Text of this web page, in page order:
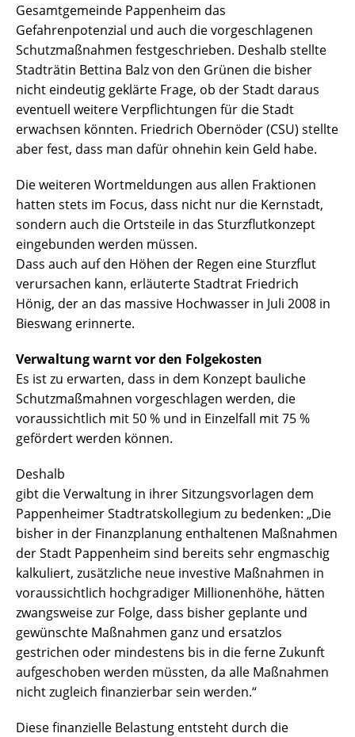
Gesamtgemeinde Pappenheim das
Gefahrenpotenzial und auch die vorgeschlagenen
Schutzmaßnahmen festgeschrieben. Deshalb stellte
Stadträtin Bettina Balz von den Grünen die bisher
nicht eindeutig geklärte Frage, ob der Stadt daraus
eventuell weitere Verpflichtungen für die Stadt
erwachsen könnten. Friedrich Obernöder (CSU) stellte
aber fest, dass man dafür ohnehin kein Geld habe.
Die weiteren Wortmeldungen aus allen Fraktionen
hatten stets im Focus, dass nicht nur die Kernstadt,
sondern auch die Ortsteile in das Sturzflutkonzept
eingebunden werden müssen.
Dass auch auf den Höhen der Regen eine Sturzflut
verursachen kann, erläuterte Stadtrat Friedrich
Hönig, der an das massive Hochwasser in Juli 2008 in
Bieswang erinnerte.
Verwaltung warnt vor den Folgekosten
Es ist zu erwarten, dass in dem Konzept bauliche
Schutzmaßmahnen vorgeschlagen werden, die
voraussichtlich mit 50 % und in Einzelfall mit 75 %
gefördert werden können.
Deshalb
gibt die Verwaltung in ihrer Sitzungsvorlagen dem
Pappenheimer Stadtratskollegium zu bedenken: „Die
bisher in der Finanzplanung enthaltenen Maßnahmen
der Stadt Pappenheim sind bereits sehr engmaschig
kalkuliert, zusätzliche neue investive Maßnahmen in
voraussichtlich hochgradiger Millionenhöhe, hätten
zwangsweise zur Folge, dass bisher geplante und
gewünschte Maßnahmen ganz und ersatzlos
gestrichen oder mindestens bis in die ferne Zukunft
aufgeschoben werden müssten, da alle Maßnahmen
nicht zugleich finanzierbar sein werden.“
Diese finanzielle Belastung entsteht durch die